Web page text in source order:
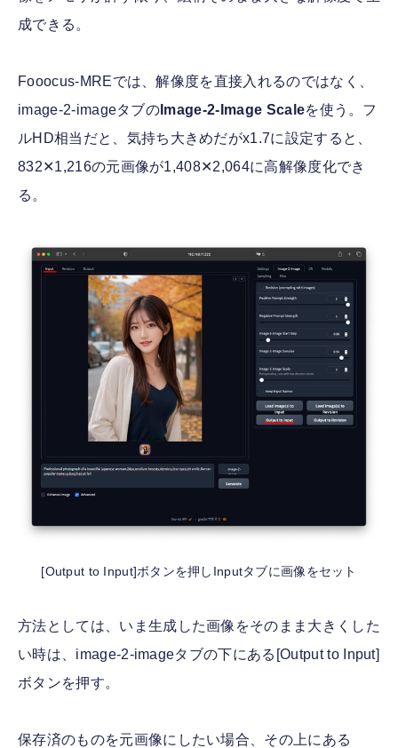
成できる。
Fooocus-MREでは、解像度を直接入れるのではなく、
image-2-imageタブの Image-2-Image Scaleを使う。フ
ルHD相当だと、気持ち大きめだがx1.7に設定すると、
832✕1,216の元画像が1,408✕2,064に高解像度化でき
る。
[Output to Input]ボタンを押しInputタブに画像をセット
方法としては、いま生成した画像をそのまま大きくした
い時は、image-2-imageタブの下にある[Output to Input]
ボタンを押す。
保存済のものを元画像にしたい場合、その上にある